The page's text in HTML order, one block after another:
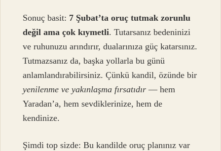
Sonuç basit: 7 Şubat’ta oruç tutmak zorunlu
değil ama çok kıymetli. Tutarsanız bedeninizi
ve ruhunuzu arındırır, dualarınıza güç katarsınız.
Tutmazsanız da, başka yollarla bu günü
anlamlandırabilirsiniz. Çünkü kandil, özünde bir
yenilenme ve yakınlaşma fırsatıdır — hem
Yaradan’a, hem sevdiklerinize, hem de
kendinize.
Şimdi top sizde: Bu kandilde oruç planınız var